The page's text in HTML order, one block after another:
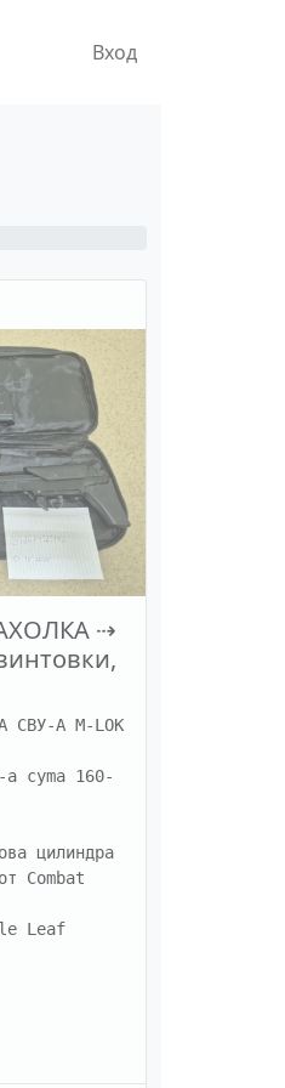
Вход
⇢
СВУ-А M-LOK
а cyma 160-
цилиндра
Combat
Leaf